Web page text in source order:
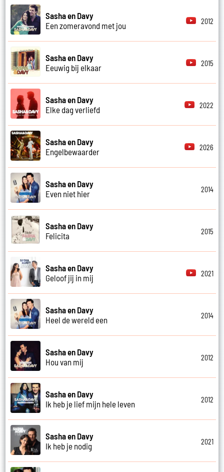
Sasha en Davy
Een zomeravond met jou
2012
Sasha en Davy
Eeuwig bij elkaar
2015
Sasha en Davy
Elke dag verliefd
2022
Sasha en Davy
Engelbewaarder
2026
Sasha en Davy
Even niet hier
2014
Sasha en Davy
Felicita
2015
Sasha en Davy
Geloof jij in mij
2021
Sasha en Davy
Heel de wereld een
2014
Sasha en Davy
Hou van mij
2012
Sasha en Davy
Ik heb je lief mijn hele leven
2012
Sasha en Davy
Ik heb je nodig
2021